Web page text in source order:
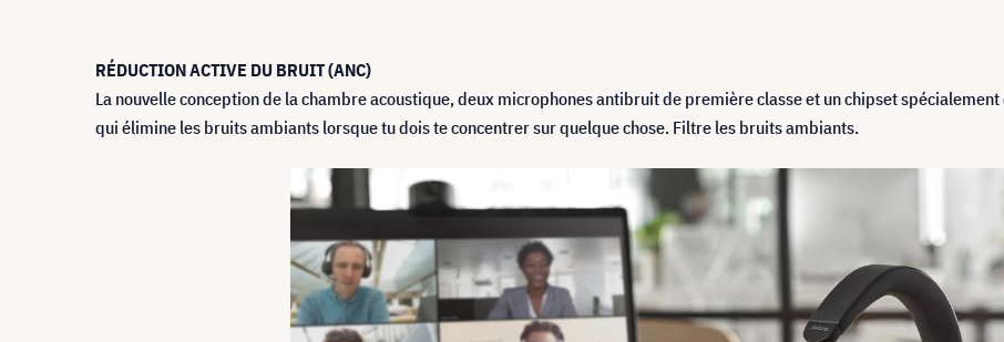
RÉDUCTION ACTIVE DU BRUIT (ANC)
La nouvelle conception de la chambre acoustique, deux microphones antibruit de première classe et un chipset
qui élimine les bruits ambiants lorsque tu dois te concentrer sur quelque chose. Filtre les bruits ambiants.